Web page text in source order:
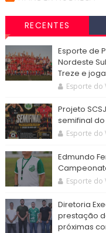
RECENTES
Esporte de
Nordeste
Treze e
Esporte do
Projeto
semifinal do
Esporte do
Edmundo
Esporte do
Diretoria
prestação
próximas